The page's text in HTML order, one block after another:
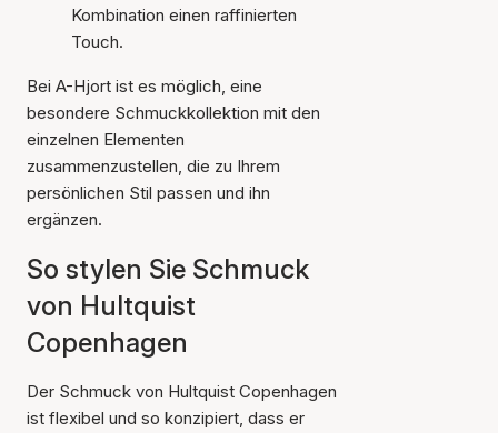
Kombination einen raffinierten
Touch.
Bei A-Hjort ist es möglich, eine
besondere Schmuckkollektion mit den
einzelnen Elementen
zusammenzustellen, die zu Ihrem
persönlichen Stil passen und ihn
ergänzen.
So stylen Sie Schmuck
von Hultquist
Copenhagen
Der Schmuck von Hultquist Copenhagen
ist flexibel und so konzipiert, dass er